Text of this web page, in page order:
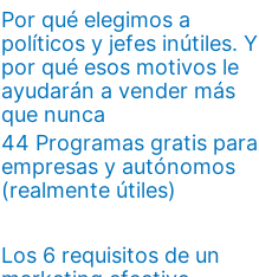
Por qué elegimos a
políticos y jefes inútiles. Y
por qué esos motivos le
ayudarán a vender más
que nunca
44 Programas gratis para
empresas y autónomos
(realmente útiles)
Los 6 requisitos de un